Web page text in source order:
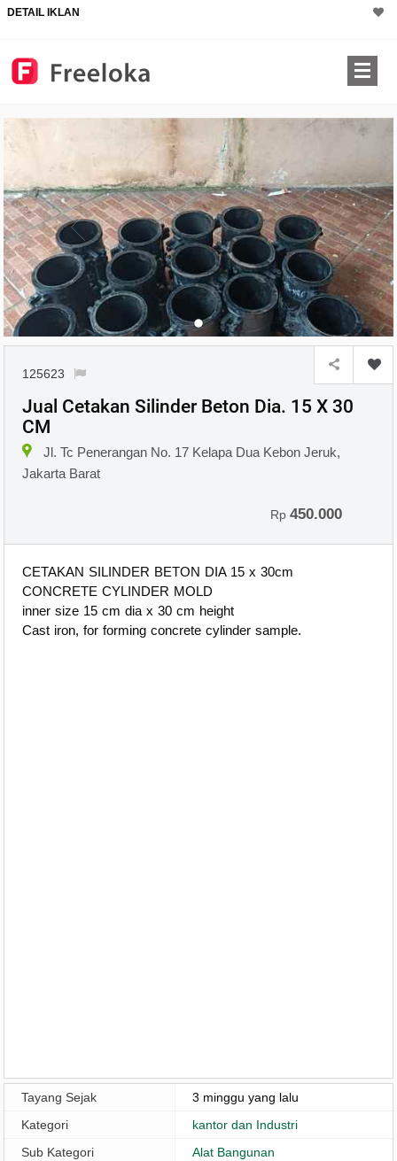
DETAIL IKLAN
125623
Jual Cetakan Silinder Beton Dia. 15 X 30
CM
Jl. Tc Penerangan No. 17 Kelapa Dua Kebon Jeruk,
Jakarta Barat
Rp450.000
CETAKAN SILINDER BETON DIA 15 x 30cm
CONCRETE CYLINDER MOLD
inner size 15 cm dia x 30 cm height
Cast iron, for forming concrete cylinder sample.
Tayang Sejak
3 minggu yang lalu
Kategori
kantor dan Industri
Sub Kategori
Alat Bangunan